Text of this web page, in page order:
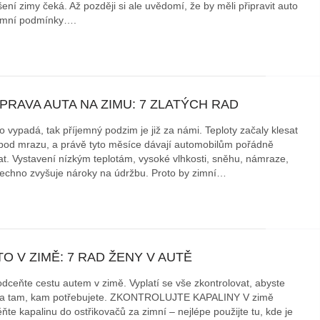
zimy čeká. Až později si ale uvědomí, že by měli připravit auto
podmínky….
AUTA NA ZIMU: 7 ZLATÝCH RAD
vypadá, tak příjemný podzim je již za námi. Teploty začaly klesat
mrazu, a právě tyto měsíce dávají automobilům pořádně
Vystavení nízkým teplotám, vysoké vlhkosti, sněhu, námraze,
zvyšuje nároky na údržbu. Proto by zimní…
V ZIMĚ: 7 RAD ŽENY V AUTĚ
cestu autem v zimě. Vyplatí se vše zkontrolovat, abyste
tam, kam potřebujete. ZKONTROLUJTE KAPALINY V zimě
kapalinu do ostřikovačů za zimní – nejlépe použijte tu, kde je
správného poutání